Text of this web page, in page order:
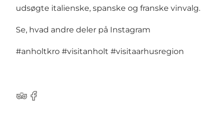
udsøgte italienske, spanske og franske vinvalg.
Se, hvad andre deler på Instagram
#anholtkro #visitanholt #visitaarhusregion
TripAdvisor
Facebook